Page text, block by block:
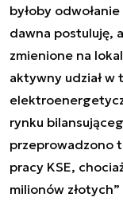
byłoby
dawna postuluję,
zmienione na
aktywny udział w
rynku
przeprowadzono
pracy KSE,
milionów